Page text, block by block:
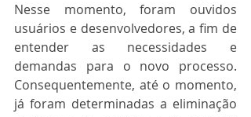
Nesse momento, foram ouvidos
usuários e desenvolvedores, a fim de
entender as necessidades e
demandas para o novo processo.
Consequentemente, até o momento,
já foram determinadas a eliminação